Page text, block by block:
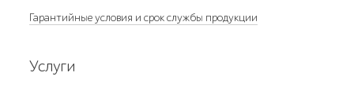
Гарантийные условия и срок службы продукции
Услуги